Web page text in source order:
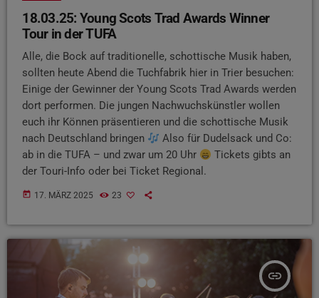
18.03.25: Young Scots Trad Awards Winner
Tour in der TUFA
Alle, die Bock auf traditionelle, schottische Musik haben,
sollten heute Abend die Tuchfabrik hier in Trier besuchen:
Einige der Gewinner der Young Scots Trad Awards werden
dort performen. Die jungen Nachwuchskünstler wollen
euch ihr Können präsentieren und die schottische Musik
nach Deutschland bringen
Also für Dudelsack und Co:
ab in die TUFA – und zwar um 20 Uhr
Tickets gibts an
der Touri-Info oder bei Ticket Regional.
today 17. MÄRZ 2025 23
insert_link